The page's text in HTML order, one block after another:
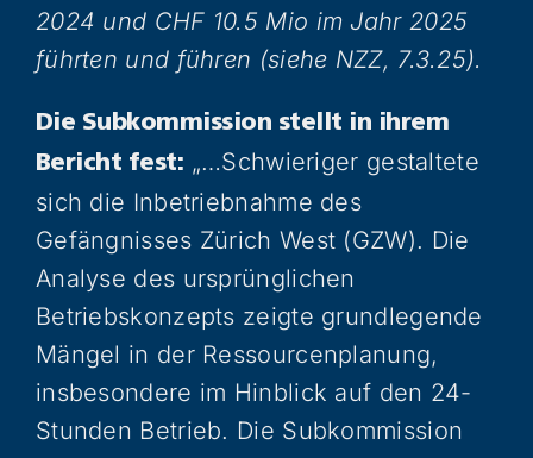
2024 und CHF 10.5 Mio im Jahr 2025
führten und führen (siehe NZZ, 7.3.25).
Die Subkommission stellt in ihrem
Bericht fest: „…Schwieriger gestaltete
sich die Inbetriebnahme des
Gefängnisses Zürich West (GZW). Die
Analyse des ursprünglichen
Betriebskonzepts zeigte grundlegende
Mängel in der Ressourcenplanung,
insbesondere im Hinblick auf den 24-
Stunden Betrieb. Die Subkommission